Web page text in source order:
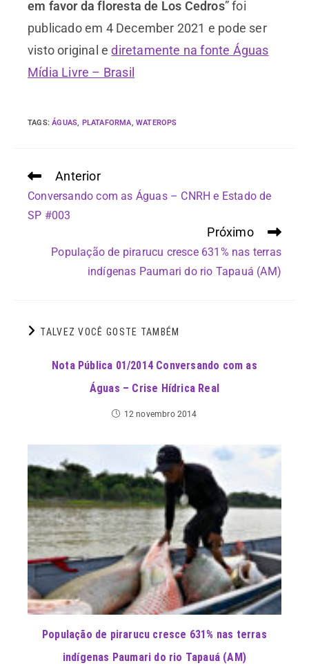
em favor da floresta de Los Cedros” foi
publicado em 4 December 2021 e pode ser
visto original ediretamente na fonte Águas
Mídia Livre – Brasil
TAGS:ÁGUAS, PLATAFORMA, WATEROPS
Anterior
Conversando com as Águas – CNRH e Estado de
SP #003
Próximo
População de pirarucu cresce 631% nas terras
indígenas Paumari do rio Tapauá (AM)
TALVEZ VOCÊ GOSTE TAMBÉM
Nota Pública 01/2014 Conversando com as
Águas – Crise Hídrica Real
12 novembro 2014
População de pirarucu cresce 631% nas terras
indígenas Paumari do rio Tapauá (AM)